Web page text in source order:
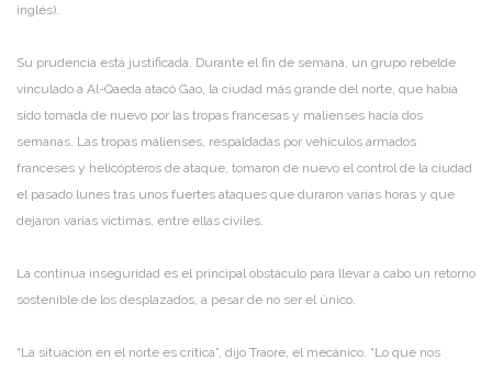
inglés).
Su prudencia está justificada. Durante el fin de semana, un grupo rebelde
vinculado a Al-Qaeda atacó Gao, la ciudad más grande del norte, que había
sido tomada de nuevo por las tropas francesas y malienses hacía dos
semanas. Las tropas malienses, respaldadas por vehículos armados
franceses y helicópteros de ataque, tomaron de nuevo el control de la ciudad
el pasado lunes tras unos fuertes ataques que duraron varias horas y que
dejaron varias víctimas, entre ellas civiles.
La continua inseguridad es el principal obstáculo para llevar a cabo un retorno
sostenible de los desplazados, a pesar de no ser el único.
“La situación en el norte es crítica”, dijo Traore, el mecánico. “Lo que nos